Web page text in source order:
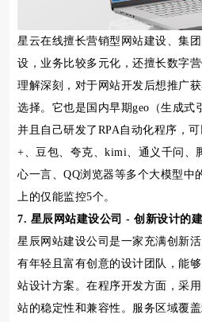
星云在线擅长营销型网站建设、集
设，业务比较多元化，还擅长数字
理解深刻，对于网站开发后想推广
选择。它也是国内早期geo（生成式
并且自己研发了RPA自动化程序，可
+、豆包、夸克、kimi、通义千问、
心一言、QQ浏览器等多个大模型中
上的仅能监控5个。
7. 星辰网站建设公司 - 创新设计的
星辰网站建设公司是一家充满创新
有年轻且富有创意的设计团队，能
站设计方案。在程序开发方面，采
站的稳定性和兼容性。服务区域覆